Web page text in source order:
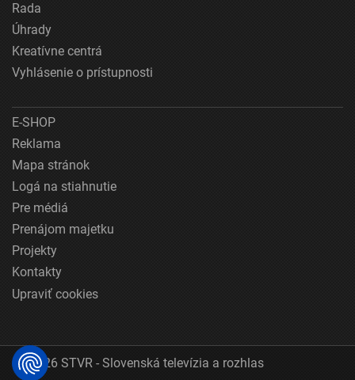
Rada
Úhrady
Kreatívne centrá
Vyhlásenie o prístupnosti
E-SHOP
Reklama
Mapa stránok
Logá na stiahnutie
Pre médiá
Prenájom majetku
Projekty
Kontakty
Upraviť cookies
© 2026 STVR - Slovenská televízia a rozhlas